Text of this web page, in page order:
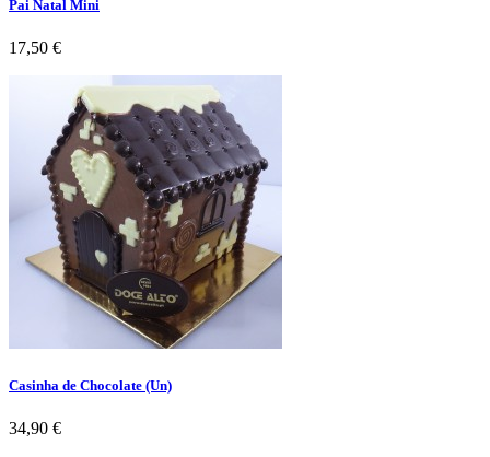
Pai Natal Mini
Preço
17,50 €
Casinha de Chocolate (Un)
Preço
34,90 €